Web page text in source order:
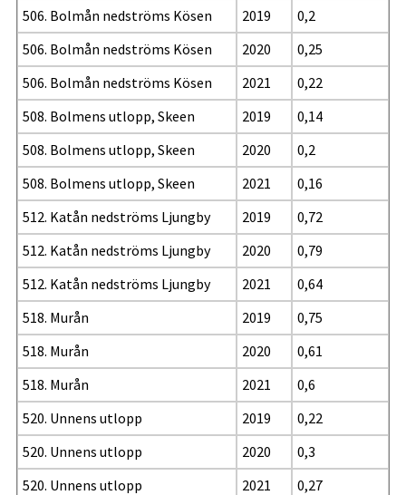
506. Bolmån nedströms Kösen
2019
0,2
506. Bolmån nedströms Kösen
2020
0,25
506. Bolmån nedströms Kösen
2021
0,22
508. Bolmens utlopp, Skeen
2019
0,14
508. Bolmens utlopp, Skeen
2020
0,2
508. Bolmens utlopp, Skeen
2021
0,16
512. Katån nedströms Ljungby
2019
0,72
512. Katån nedströms Ljungby
2020
0,79
512. Katån nedströms Ljungby
2021
0,64
518. Murån
2019
0,75
518. Murån
2020
0,61
518. Murån
2021
0,6
520. Unnens utlopp
2019
0,22
520. Unnens utlopp
2020
0,3
520. Unnens utlopp
2021 0,27